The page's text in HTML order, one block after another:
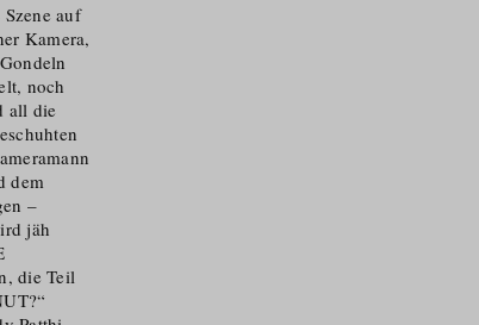
auf
Kamera,
noch
all die
dem
–
jäh
die Teil